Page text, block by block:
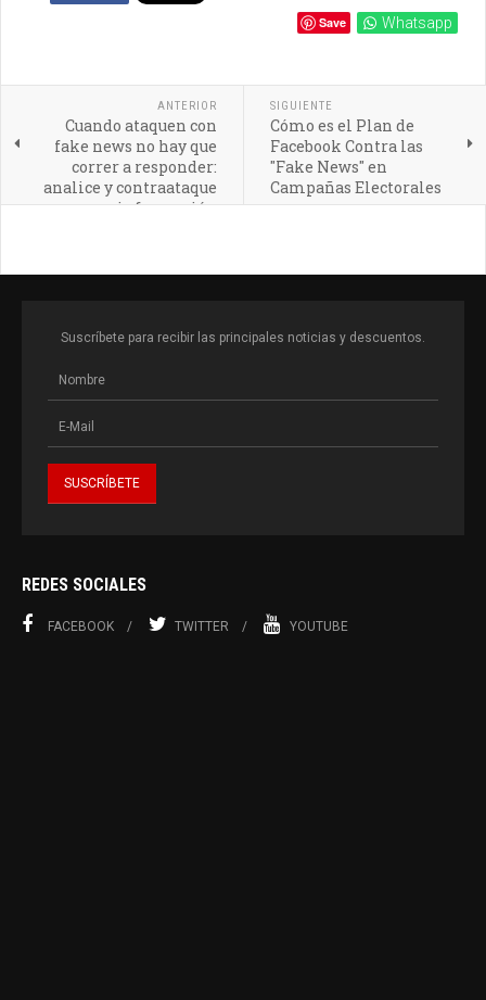
Save Whatsapp
ANTERIOR
Cuando ataquen con
fake news no hay que
correr a responder:
analice y contraataque
con información
SIGUIENTE
Cómo es el Plan de
Facebook Contra las
"Fake News" en
Campañas Electorales
Suscríbete para recibir las principales noticias y descuentos.
REDES SOCIALES
FACEBOOK TWITTER YOUTUBE